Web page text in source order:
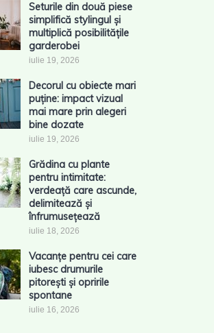
Seturile din două piese
simplifică stylingul și
multiplică posibilitățile
garderobei
iulie 19, 2026
Decorul cu obiecte mari
puține: impact vizual
mai mare prin alegeri
bine dozate
iulie 19, 2026
Grădina cu plante
pentru intimitate:
verdeață care ascunde,
delimitează și
înfrumusețează
iulie 18, 2026
Vacanțe pentru cei care
iubesc drumurile
pitorești și opririle
spontane
iulie 16, 2026